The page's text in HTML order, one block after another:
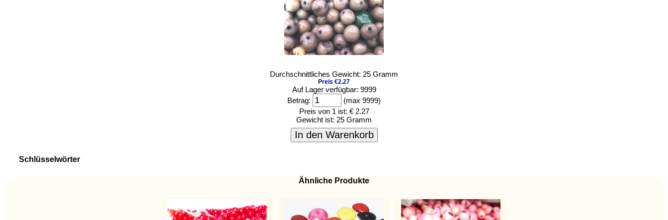
Durchschnittliches Gewicht: 25 Gramm
Preis €2.27
Auf Lager verfügbar: 9999
Betrag:
(max 9999)
Preis von 1 ist: € 2.27
Gewicht ist: 25 Gramm
In den Warenkorb
Schlüsselwörter
Ähnliche Produkte